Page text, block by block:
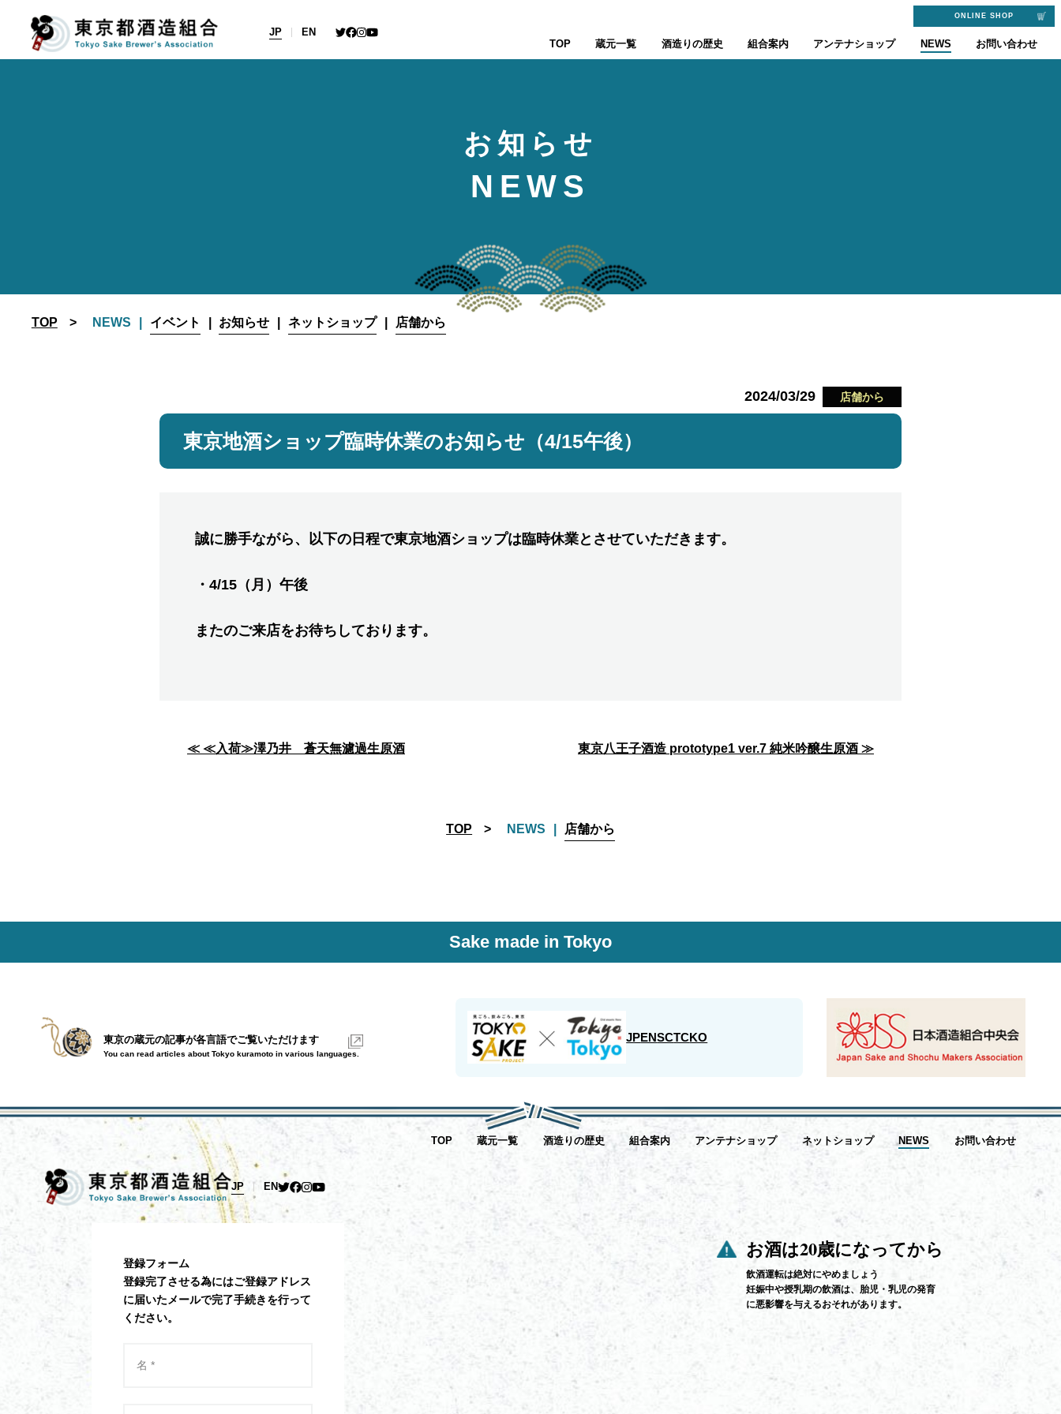
content
ONLINE SHOP
JP
EN
TOP
蔵元一覧 酒造りの歴史 組合案内 アンテナショップ NEWS お問い合わせ
お知らせ
NEWS
TOP NEWS イベント お知らせ ネットショップ 店舗から
東京地酒ショップ臨時休業のお知らせ（4/15午後）
2024/03/29 店舗から
誠に勝手ながら、以下の日程で東京地酒ショップは臨時休業とさせていただきます。
・4/15（月）午後
またのご来店をお待ちしております。
≪ ≪入荷≫澤乃井 蒼天無濾過生原酒 東京八王子酒造 prototype1 ver.7 純米吟醸生原酒 ≫
TOP NEWS 店舗から
Sake made in Tokyo
東京の蔵元の記事が各言語でご覧いただけます
You can read articles about Tokyo kuramoto in various languages.
JPENSCTCKO
TOP 蔵元一覧 酒造りの歴史 組合案内 アンテナショップ ネットショップ NEWS お問い合わせ
JP EN
登録フォーム
登録完了させる為にはご登録アドレス
に届いたメールで完了手続きを行って
ください。
お酒は20歳になってから
飲酒運転は絶対にやめましょう
妊娠中や授乳期の飲酒は、胎児・乳児の発育
に悪影響を与えるおそれがあります。